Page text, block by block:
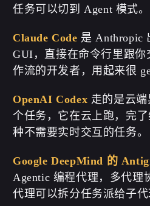
任务可以切到 Agent 模式。
Claude Code 是 Anthropic
GUI，直接在命令行里跟
作流的开发者，用起来很
OpenAI Codex 走的是云
个任务，它在云上跑，完
种不需要实时交互的任务。
Google DeepMind 的
Agentic 编程代理，多代
代理可以拆分任务派给子代